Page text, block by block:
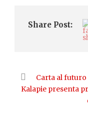
Share Post:
Carta al futuro
Kalapie presenta